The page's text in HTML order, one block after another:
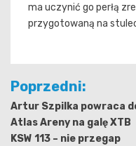
ma uczynić go perłą
przygotowaną na
Nawigacja
wpisu
Poprzedni:
Artur Szpilka powraca
Atlas Areny na galę XTB
KSW 113 – nie przegap